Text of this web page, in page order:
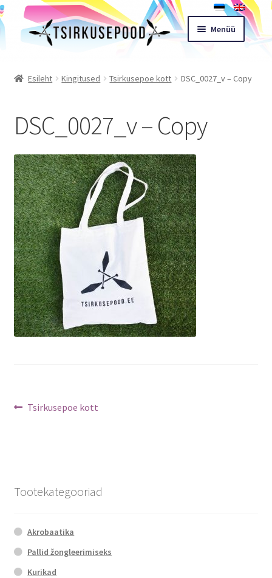
Liigu
navigeerimisele
Liigu
sisu
Menüü
Ostukorv
Müügitingimused
Töötoad
Kontakt
Esileht Kingitused Tsirkusepoe kott DSC_0027_v – Copy
DSC_0027_v – Copy
Navigeerimine
Previous
Tsirkusepoe kott
Tootekategooriad
Akrobaatika
Pallid žongleerimiseks
Kurikad